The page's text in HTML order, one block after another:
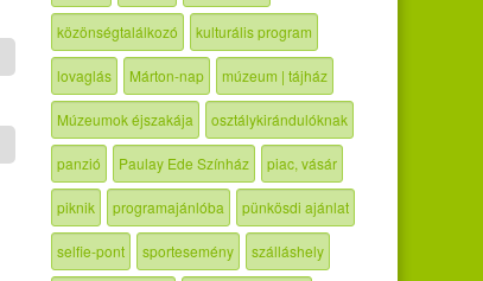
közönségtalálkozó kulturális program
lovaglás Márton-nap múzeum | tájház
Múzeumok éjszakája osztálykirándulóknak
panzió Paulay Ede Színház piac, vásár
piknik programajánlóba pünkösdi ajánlat
selfie-pont sportesemény szálláshely